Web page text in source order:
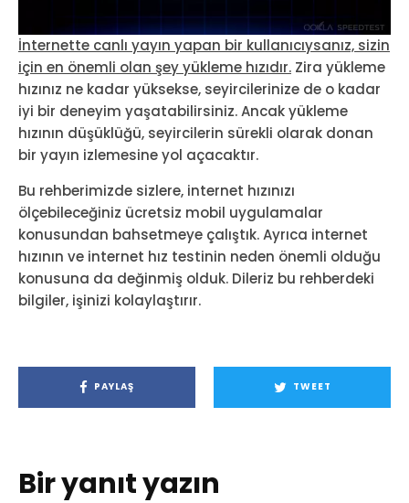
İnternette canlı yayın yapan bir kullanıcıysanız, sizin
için en önemli olan şey yükleme hızıdır. Zira yükleme
hızınız ne kadar yüksekse, seyircilerinize de o kadar
iyi bir deneyim yaşatabilirsiniz. Ancak yükleme
hızının düşüklüğü, seyircilerin sürekli olarak donan
bir yayın izlemesine yol açacaktır.
Bu rehberimizde sizlere, internet hızınızı
ölçebileceğiniz ücretsiz mobil uygulamalar
konusundan bahsetmeye çalıştık. Ayrıca internet
hızının ve internet hız testinin neden önemli olduğu
konusuna da değinmiş olduk. Dileriz bu rehberdeki
bilgiler, işinizi kolaylaştırır.
PAYLAŞ TWEET
Bir yanıt yazın